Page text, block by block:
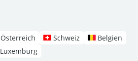
Österreich Schweiz
Belgien
Luxemburg